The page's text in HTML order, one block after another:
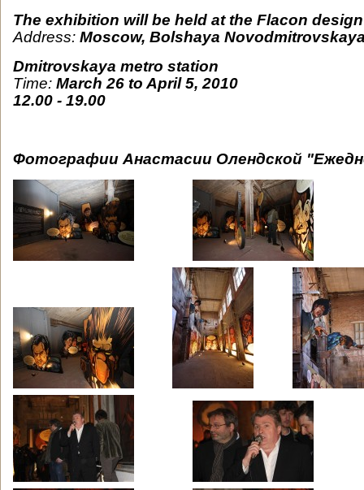
The exhibition will be held at the Flacon
Address: Moscow, Bolshaya
Dmitrovskaya metro station
Time: March 26 to April 5, 2010
12.00 - 19.00
Фотографии Анастасии Олендской